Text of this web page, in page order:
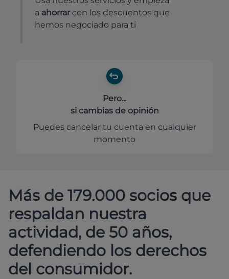
a ahorrar con los descuentos que
hemos negociado para ti
Pero...
si cambias de opinión
Puedes cancelar tu cuenta en cualquier
momento
Más de 179.000 socios que
respaldan nuestra
actividad, de 50 años,
defendiendo los derechos
del consumidor.